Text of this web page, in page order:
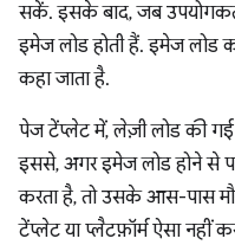
सकें. इसके बाद, जब
इमेज लोड होती हैं. इमेज
कहा जाता है.
पेज टेंप्लेट में, लेज़ी लोड की
इससे, अगर इमेज लोड होने से
करता है, तो उसके आस-पास
टेंप्लेट या प्लैटफ़ॉर्म ऐसा नहीं